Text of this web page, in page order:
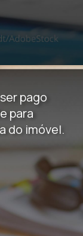
pago
para
do imóvel.